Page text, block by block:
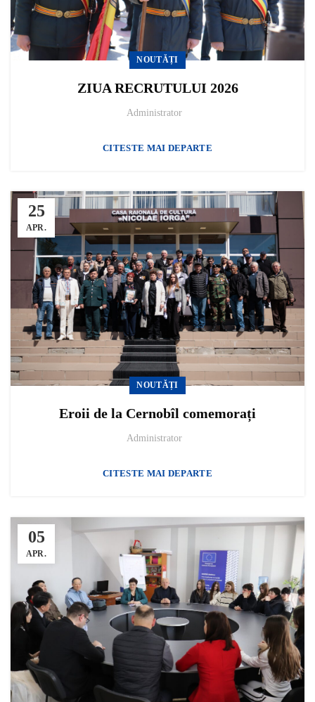
NOUTĂȚI
ZIUA RECRUTULUI 2026
Administrator
CITESTE MAI DEPARTE
25
APR.
NOUTĂȚI
Eroii de la Cernobîl comemorați
Administrator
CITESTE MAI DEPARTE
05
APR.